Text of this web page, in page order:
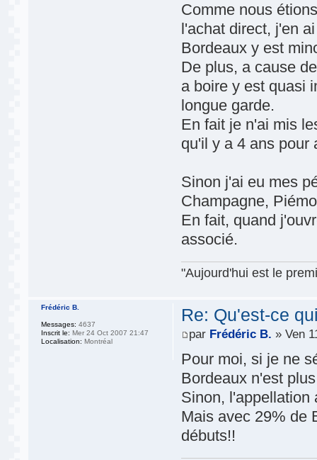
Comme nous
l'achat direct, j'en
Bordeaux y est
De plus, a cause
a boire y est quasi
longue garde.
En fait je n'ai mis
qu'il y a 4 ans pour
Sinon j'ai eu mes
Champagne,
En fait, quand
associé.
"Aujourd'hui est le
Re: Qu'est-ce
par Frédéric B. » Ven
Pour moi, si je ne
Bordeaux n'est
Sinon, l'appellation
Mais avec 29% de
débuts!!
Frédéric B.
Messages: 4637
Inscrit le: Mer 24 Oct 2007 21:47
Localisation: Montréal